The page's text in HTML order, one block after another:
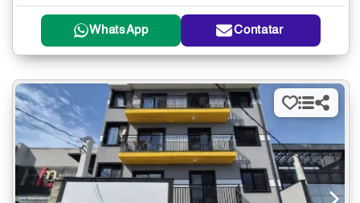
WhatsApp Contatar